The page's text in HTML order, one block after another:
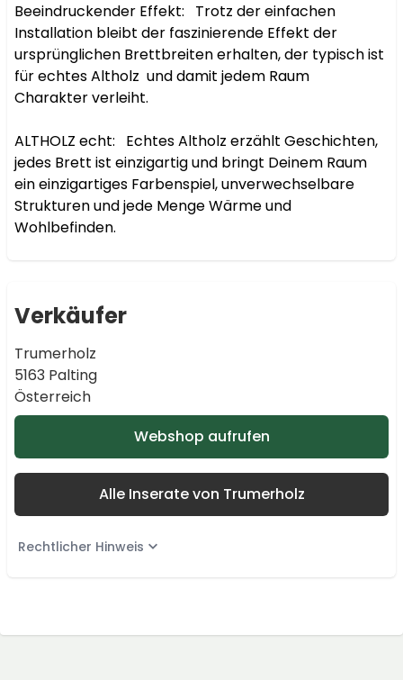
Beeindruckender Effekt:   Trotz der einfachen
Installation bleibt der faszinierende Effekt der
ursprünglichen Brettbreiten erhalten, der typisch ist
für echtes Altholz  und damit jedem Raum
Charakter verleiht.
ALTHOLZ echt:   Echtes Altholz erzählt Geschichten,
jedes Brett ist einzigartig und bringt Deinem Raum
ein einzigartiges Farbenspiel, unverwechselbare
Strukturen und jede Menge Wärme und
Wohlbefinden.
Verkäufer
Trumerholz
5163 Palting
Österreich
Webshop aufrufen
Alle Inserate von Trumerholz
Rechtlicher Hinweis